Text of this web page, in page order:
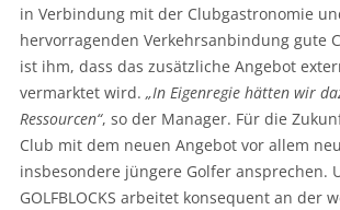
in Verbindung mit der Clubgastronomie
hervorragenden Verkehrs­anbindung gute
ist ihm, dass das zusätzliche Angebot
vermarktet wird. „In Eigenregie hätten wir
Ressourcen“, so der Manager. Für die
Club mit dem neuen Angebot vor allem
insbesondere jüngere Golfer ansprechen.
GOLFBLOCKS arbeitet konsequent an der